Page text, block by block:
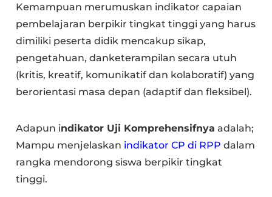
Kemampuan merumuskan indikator capaian
pembelajaran berpikir tingkat tinggi yang harus
dimiliki peserta didik mencakup sikap,
pengetahuan, danketerampilan secara utuh
(kritis, kreatif, komunikatif dan kolaboratif) yang
berorientasi masa depan (adaptif dan fleksibel).
Adapun indikator Uji Komprehensifnya adalah;
Mampu menjelaskan indikator CP di RPP dalam
rangka mendorong siswa berpikir tingkat
tinggi.